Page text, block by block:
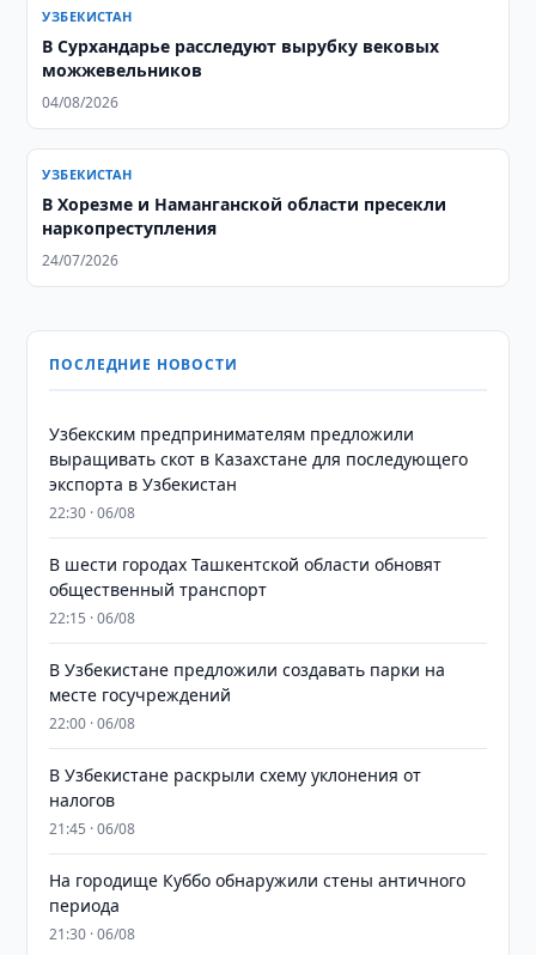
УЗБЕКИСТАН
В Сурхандарье расследуют вырубку вековых
можжевельников
04/08/2026
УЗБЕКИСТАН
В Хорезме и Наманганской области пресекли
наркопреступления
24/07/2026
ПОСЛЕДНИЕ НОВОСТИ
Узбекским предпринимателям предложили
выращивать скот в Казахстане для последующего
экспорта в Узбекистан
22:30 · 06/08
В шести городах Ташкентской области обновят
общественный транспорт
22:15 · 06/08
В Узбекистане предложили создавать парки на
месте госучреждений
22:00 · 06/08
В Узбекистане раскрыли схему уклонения от
налогов
21:45 · 06/08
На городище Куббо обнаружили стены античного
периода
21:30 · 06/08